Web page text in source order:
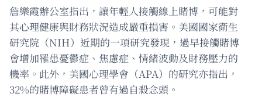
詹樂霞辦公室指出，讓年輕人接觸線上賭博，可能對
其心理健康與財務狀況造成嚴重損害。美國國家衛生
研究院（NIH）近期的一項研究發現，過早接觸賭博
會增加罹患憂鬱症、焦慮症、情緒波動及財務壓力的
機率。此外，美國心理學會（APA）的研究亦指出，
32%的賭博障礙患者曾有過自殺念頭。